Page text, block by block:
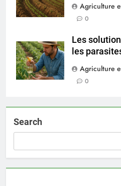
Agriculture
0
Les
les
Agriculture
0
Search